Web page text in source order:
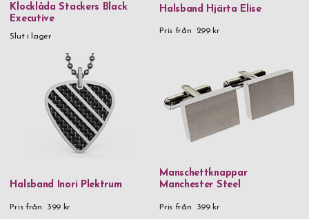
Klocklåda Stackers Black
Executive
Slut i lager
Halsband Hjärta Elise
Pris från 299 kr
Halsband Inori Plektrum
Pris från 399 kr
Manschettknappar
Manchester Steel
Pris från 399 kr